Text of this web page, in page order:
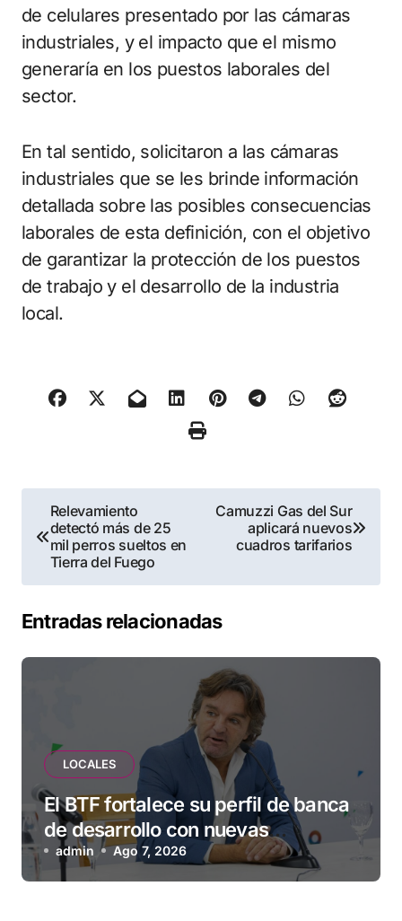
de celulares presentado por las cámaras
industriales, y el impacto que el mismo
generaría en los puestos laborales del
sector.
En tal sentido, solicitaron a las cámaras
industriales que se les brinde información
detallada sobre las posibles consecuencias
laborales de esta definición, con el objetivo
de garantizar la protección de los puestos
de trabajo y el desarrollo de la industria
local.
Navegación
de
entradas
Relevamiento
detectó más de 25
mil perros sueltos en
Tierra del Fuego
Camuzzi Gas del Sur
aplicará nuevos
cuadros tarifarios
Entradas relacionadas
LOCALES
El BTF fortalece su perfil de banca
de desarrollo con nuevas
herramientas para familias y
empresas
admin Ago 7, 2026